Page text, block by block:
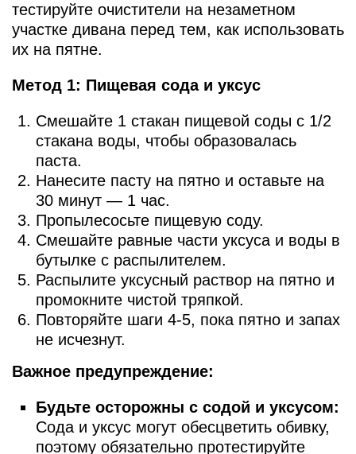
тестируйте очистители на незаметном
участке дивана перед тем, как использовать
их на пятне.
Метод 1: Пищевая сода и уксус
Смешайте 1 стакан пищевой соды с 1/2
стакана воды, чтобы образовалась
паста.
Нанесите пасту на пятно и оставьте на
30 минут — 1 час.
Пропылесосьте пищевую соду.
Смешайте равные части уксуса и воды в
бутылке с распылителем.
Распылите уксусный раствор на пятно и
промокните чистой тряпкой.
Повторяйте шаги 4-5, пока пятно и запах
не исчезнут.
Важное предупреждение:
Будьте осторожны с содой и уксусом:
Сода и уксус могут обесцветить обивку,
поэтому обязательно протестируйте